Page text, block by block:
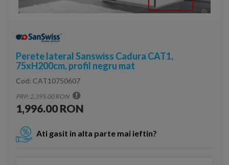
Perete lateral Sanswiss Cadura CAT1,
75xH200cm, profil negru mat
Cod: CAT10750607
PRP: 2,395.00 RON
1,996.00 RON
Ati gasit in alta parte mai ieftin?